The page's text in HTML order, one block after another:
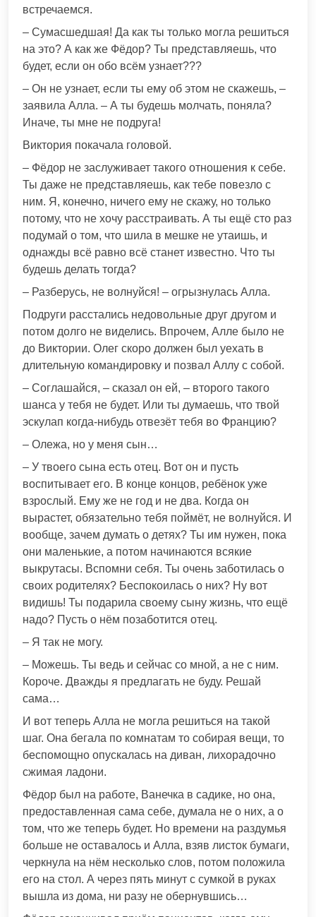
встречаемся.
– Сумасшедшая! Да как ты только могла решиться
на это? А как же Фёдор? Ты представляешь, что
будет, если он обо всём узнает???
– Он не узнает, если ты ему об этом не скажешь, –
заявила Алла. – А ты будешь молчать, поняла?
Иначе, ты мне не подруга!
Виктория покачала головой.
– Фёдор не заслуживает такого отношения к себе.
Ты даже не представляешь, как тебе повезло с
ним. Я, конечно, ничего ему не скажу, но только
потому, что не хочу расстраивать. А ты ещё сто раз
подумай о том, что шила в мешке не утаишь, и
однажды всё равно всё станет известно. Что ты
будешь делать тогда?
– Разберусь, не волнуйся! – огрызнулась Алла.
Подруги расстались недовольные друг другом и
потом долго не виделись. Впрочем, Алле было не
до Виктории. Олег скоро должен был уехать в
длительную командировку и позвал Аллу с собой.
– Соглашайся, – сказал он ей, – второго такого
шанса у тебя не будет. Или ты думаешь, что твой
эскулап когда-нибудь отвезёт тебя во Францию?
– Олежа, но у меня сын…
– У твоего сына есть отец. Вот он и пусть
воспитывает его. В конце концов, ребёнок уже
взрослый. Ему же не год и не два. Когда он
вырастет, обязательно тебя поймёт, не волнуйся. И
вообще, зачем думать о детях? Ты им нужен, пока
они маленькие, а потом начинаются всякие
выкрутасы. Вспомни себя. Ты очень заботилась о
своих родителях? Беспокоилась о них? Ну вот
видишь! Ты подарила своему сыну жизнь, что ещё
надо? Пусть о нём позаботится отец.
– Я так не могу.
– Можешь. Ты ведь и сейчас со мной, а не с ним.
Короче. Дважды я предлагать не буду. Решай
сама…
И вот теперь Алла не могла решиться на такой
шаг. Она бегала по комнатам то собирая вещи, то
беспомощно опускалась на диван, лихорадочно
сжимая ладони.
Фёдор был на работе, Ванечка в садике, но она,
предоставленная сама себе, думала не о них, а о
том, что же теперь будет. Но времени на раздумья
больше не оставалось и Алла, взяв листок бумаги,
черкнула на нём несколько слов, потом положила
его на стол. А через пять минут с сумкой в руках
вышла из дома, ни разу не обернувшись…